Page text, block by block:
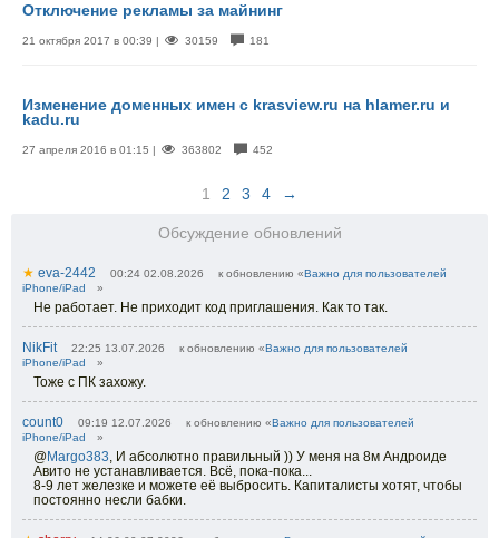
Отключение рекламы за майнинг
21 октября 2017 в 00:39 | 30159 181
Изменение доменных имен с krasview.ru на hlamer.ru и
kadu.ru
27 апреля 2016 в 01:15 | 363802 452
1 2 3 4 →
Обсуждение обновлений
★ eva-2442 00:24 02.08.2026 к обновлению «Важно для пользователей
iPhone/iPad
»
Не работает. Не приходит код приглашения. Как то так.
NikFit 22:25 13.07.2026 к обновлению «Важно для пользователей
iPhone/iPad
»
Тоже с ПК захожу.
count0 09:19 12.07.2026 к обновлению «Важно для пользователей
iPhone/iPad
»
@Margo383, И абсолютно правильный )) У меня на 8м Андроиде
Авито не устанавливается. Всё, пока-пока...
8-9 лет железке и можете её выбросить. Капиталисты хотят, чтобы
постоянно несли бабки.